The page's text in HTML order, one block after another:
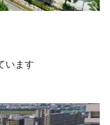
います